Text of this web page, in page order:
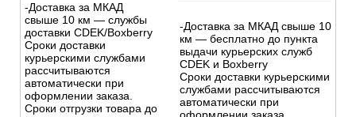
-Доставка за МКАД
свыше 10 км — службы
доставки CDEK/Boxberry
Сроки доставки
курьерскими службами
рассчитываются
автоматически при
оформлении заказа.
Сроки отгрузки товара до
-Доставка за МКАД свыше 10
км — бесплатно до пункта
выдачи курьерских служб
CDEK и Boxberry
Сроки доставки курьерскими
службами рассчитываются
автоматически при